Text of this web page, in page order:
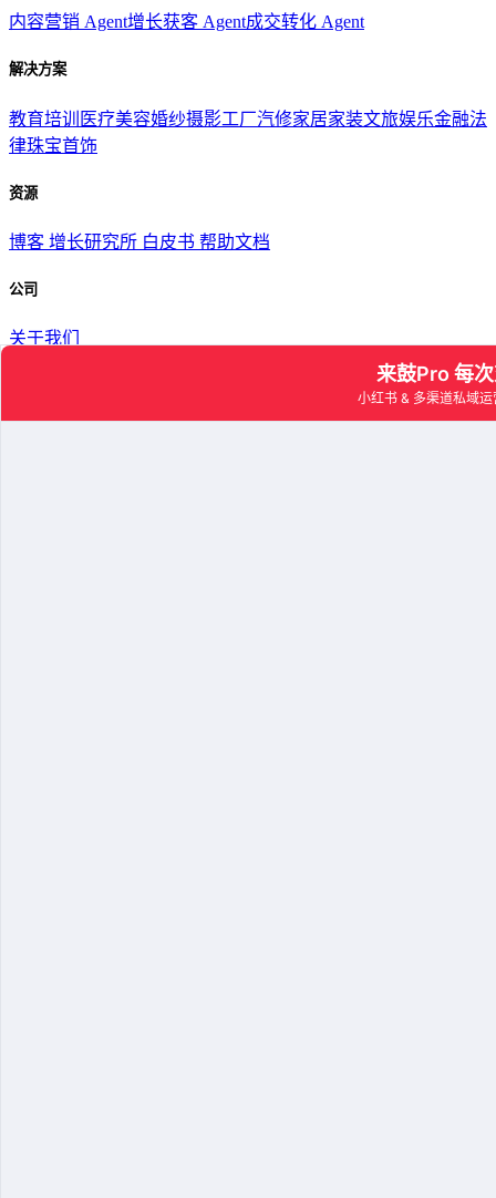
内容营销 Agent增长获客 Agent成交转化 Agent
解决方案
教育培训 医疗美容婚纱摄影工厂汽修家居家装文旅娱乐金融法
律珠宝首饰
资源
博客 增长研究所 白皮书 帮助文档
公司
关于我们